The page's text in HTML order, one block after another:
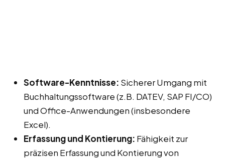
Software-Kenntnisse: Sicherer Umgang mit
Buchhaltungssoftware (z.B. DATEV, SAP FI/CO)
und Office-Anwendungen (insbesondere
Excel).
Erfassung und Kontierung: Fähigkeit zur
präzisen Erfassung und Kontierung von